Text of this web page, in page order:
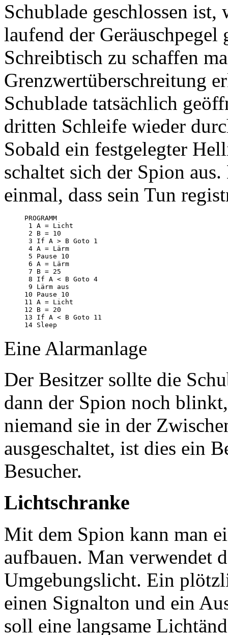
Schublade geschlossen
laufend der Geräuschpegel
Schreibtisch zu schaffen
Grenzwertüberschreitung
Schublade tatsächlich
dritten Schleife wieder
Sobald ein festgelegter
schaltet sich der Spion
einmal, dass sein Tun
PROGRAMM
1 A = Licht
2 B = 10
3 If A > B Goto 1
4 A = Lärm
5 Pause 10
6 A = Lärm
7 B = 25
8 If A < B Goto 4
9 Lärm aus
10 Pause 10
11 A = Licht
12 B = 20
13 If A < B Goto 11
Eine Alarmanlage
Der Besitzer sollte die
dann der Spion noch
niemand sie in der
ausgeschaltet, ist dies ein
Besucher.
Lichtschranke
Mit dem Spion kann man
aufbauen. Man verwendet
Umgebungslicht. Ein
einen Signalton und ein
soll eine langsame